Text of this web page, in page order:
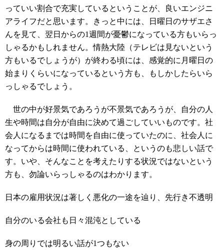
っていい割合で充実しているということが、良いエンジニ
アライフだと思います。きっと中には、日曜日のサザエさ
んを見て、翌日からの1週間が憂鬱になっている方もいらっ
しゃるかもしれません。情熱大陸（テレビは見ないという
方もいるでしょうが）が終わる頃には、感覚的に月曜日の
始まりくらいになっているという方も、もしかしたらいら
っしゃるでしょう。
世の中が好景気であろうが不景気であろうが、自分の人
生や時間は自分が自由に決めて過ごしていいものです。社
会人になるまでは時間を自由に使っていたのに、社会人に
なってからは時間に使われている、というのも悲しい話で
す。いや、そんなことを考えたりする状況ではないという
方も、勿論いらっしゃるのはわかります。
日本の雇用状況は著しく悪化の一途を辿り、先行き不透明
自分のいる会社も日々混沌としている
身の周りでは明るい話が1つもない